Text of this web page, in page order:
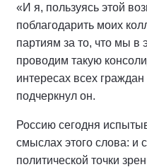
«И я, пользуясь этой
поблагодарить моих
партиям за то, что мы в
проводим такую
интересах всех
подчеркнул он.
Россию сегодня
смыслах этого слова: и
политической точки